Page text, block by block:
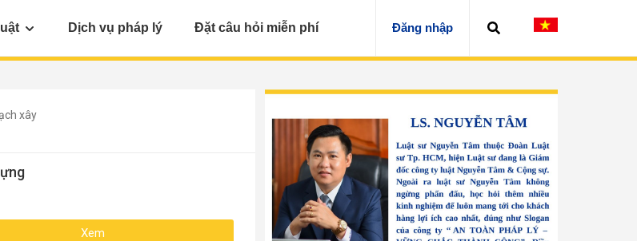
Dịch vụ pháp lý Đặt câu hỏi miễn phí Đăng nhập
xây
Xem